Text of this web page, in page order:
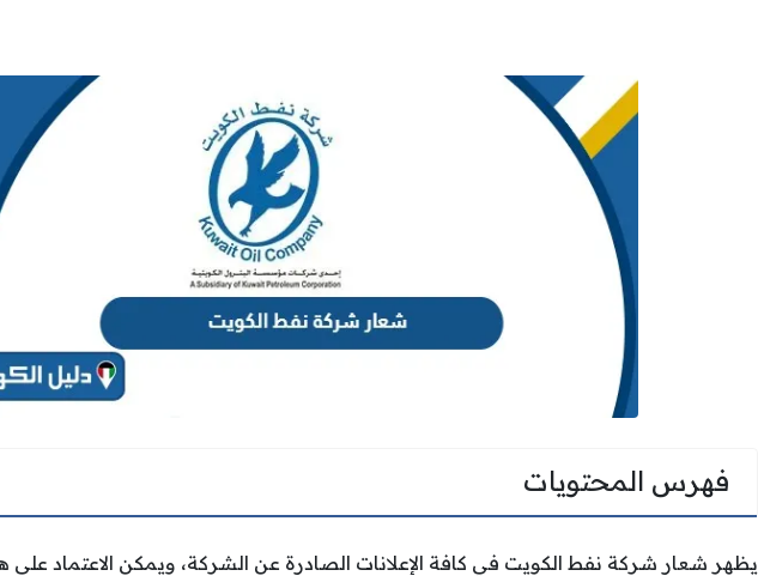
فهرس المحتويات
يظهر شعار شركة نفط الكويت في كافة الإعلانات الصادرة عن الشركة، ويمكن الاعتماد على